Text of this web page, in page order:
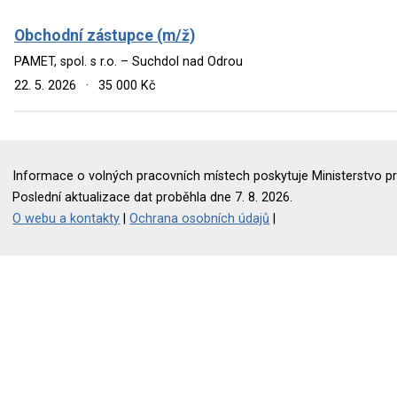
Obchodní zástupce (m/ž)
PAMET, spol. s r.o. – Suchdol nad Odrou
22. 5. 2026
· 35 000 Kč
Informace o volných pracovních místech poskytuje Ministerstvo
Poslední aktualizace dat proběhla dne 7. 8. 2026.
O webu a kontakty |Ochrana osobních údajů